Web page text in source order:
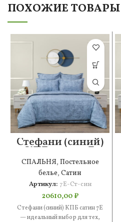
ПОХОЖИЕ ТОВАРЫ
Стефани (синий)
КПБ сатин 7Е
СПАЛЬНЯ, Постельное
белье, Сатин
Артикул: 7Е-Ст-син
20610,00₽
Стефани (синий) КПБ сатин 7Е
— идеальный выбор для тех,